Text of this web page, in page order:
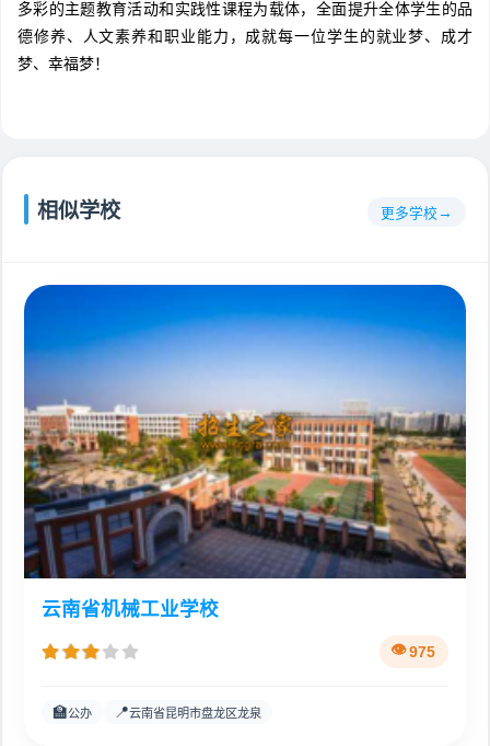
多彩的主题教育活动和实践性课程为载体，全面提升全体学生的品
德修养、人文素养和职业能力，成就每一位学生的就业梦、成才
梦、幸福梦！
相似学校 更多学校
云南省机械工业学校
975
🏫公办 📍云南省昆明市盘龙区龙泉